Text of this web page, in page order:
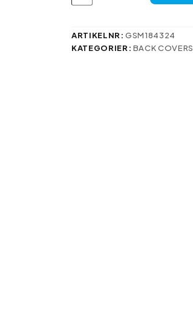
Redmi
Note
ARTIKELNR:GSM184324
KATEGORIER: BACK COVERS